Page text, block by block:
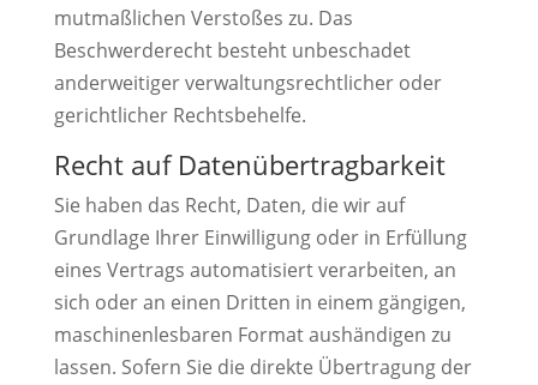
mutmaßlichen Verstoßes zu. Das
Beschwerderecht besteht unbeschadet
anderweitiger verwaltungsrechtlicher oder
gerichtlicher Rechtsbehelfe.
Recht auf Daten­übertrag­barkeit
Sie haben das Recht, Daten, die wir auf
Grundlage Ihrer Einwilligung oder in Erfüllung
eines Vertrags automatisiert verarbeiten, an
sich oder an einen Dritten in einem gängigen,
maschinenlesbaren Format aushändigen zu
lassen. Sofern Sie die direkte Übertragung der